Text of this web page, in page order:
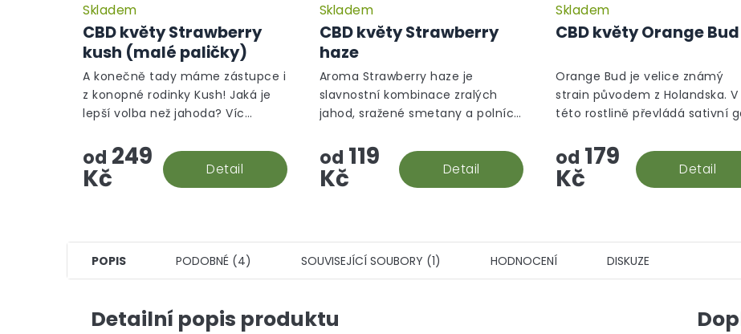
CBD květy Strawberry
kush (malé paličky)
Skladem
od 249
Kč Detail
A konečně tady máme zástupce i
z konopné rodinky Kush! Jaká je
lepší volba než jahoda? Víc
nejlepší cenu! To je náš
Strawberry kush, greenhouse.
CBD květy Strawberry
haze
Skladem
od 119
Kč Detail
Aroma Strawberry haze je
slavnostní kombinace zralých
jahod, sražené smetany a polních
CBD květy Orange Bud
Skladem
od 179
Kč Detail
Orange Bud je velice známý
strain původem z Holandska. V
této rostlině převládá sativní
viditelný, díky velkému
oranžových pestíků.
POPIS PODOBNÉ (4) SOUVISEJÍCÍ SOUBORY (1) HODNOCENÍ DISKUZE
Detailní popis produktu